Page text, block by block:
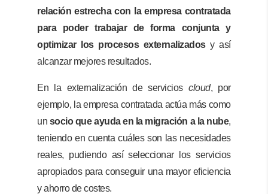
relación estrecha con la empresa contratada
para poder trabajar de forma conjunta y
optimizar los procesos externalizadosy así
alcanzar mejores resultados.
En la externalización de servicioscloud, por
ejemplo, la empresa contratada actúa más como
un socio que ayuda en la migración a la nube,
teniendo en cuenta cuáles son las necesidades
reales, pudiendo así seleccionar los servicios
apropiados para conseguir una mayor eficiencia
y ahorro de costes.